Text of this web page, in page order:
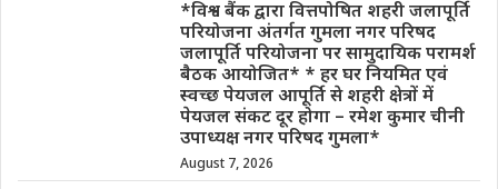
*विश्व बैंक द्वारा वित्तपोषित शहरी जलापूर्ति
परियोजना अंतर्गत गुमला नगर परिषद
जलापूर्ति परियोजना पर सामुदायिक परामर्श
बैठक आयोजित* * हर घर नियमित एवं
स्वच्छ पेयजल आपूर्ति से शहरी क्षेत्रों में
पेयजल संकट दूर होगा – रमेश कुमार चीनी
उपाध्यक्ष नगर परिषद गुमला*
August 7, 2026